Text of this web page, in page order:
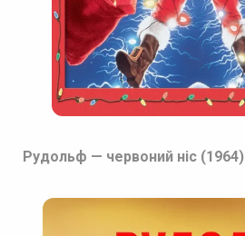
Рудольф — червоний ніс (1964)